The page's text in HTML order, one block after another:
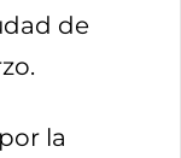
de
la